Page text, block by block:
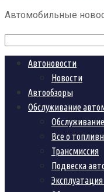
контенту
Автомобильные
Поиск:
Автоновости
Новости
Автообзоры
Обслуживание
Все о
Трансмиссия
Подвеска
Эксплуатация